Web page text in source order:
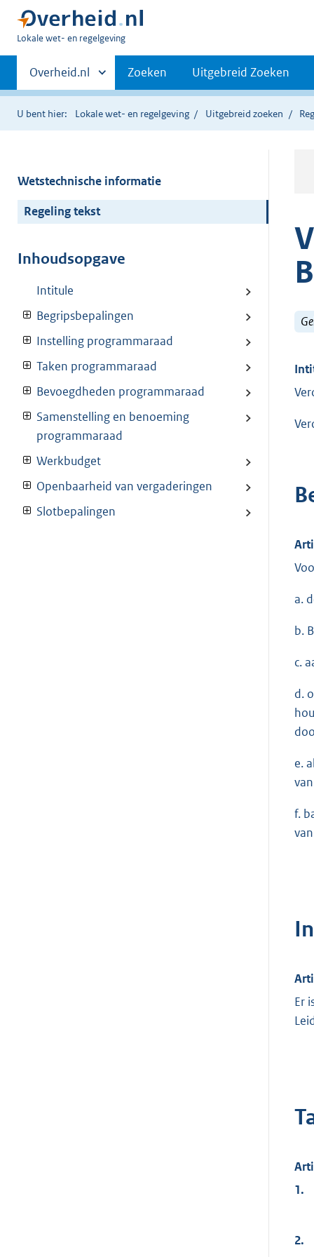
U
hier:
Lokale wet- en regelgeving
Primaire
navigatie
Andere
sites
binnen
Overheid.nl Zoeken Uitgebreid Zoeken
U bent hier: Lokale wet- en regelgeving Uitgebreid zoeken
Wetstechnische informatie
Regeling tekst
Inhoudsopgave
Intitule
Begripsbepalingen
Instelling programmaraad
Taken programmaraad
Bevoegdheden programmaraad
Samenstelling en benoeming
programmaraad
Werkbudget
Openbaarheid van vergaderingen
Slotbepalingen
a.
b.
c.
d.
e.
f.
Er
1.
2.